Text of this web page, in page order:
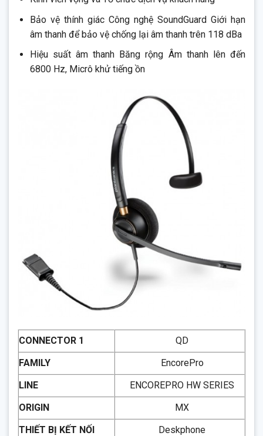
Bảo vệ thính giác Công nghệ SoundGuard Giới hạn
âm thanh để bảo vệ chống lại âm thanh trên 118 dBa
Hiệu suất âm thanh Băng rộng Âm thanh lên đến
6800 Hz, Micrô khử tiếng ồn
CONNECTOR 1
QD
FAMILY
EncorePro
LINE
ENCOREPRO HW SERIES
ORIGIN
MX
THIẾT BỊ KẾT NỐI
Deskphone